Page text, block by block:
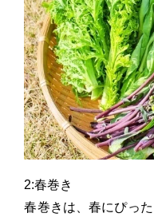
2:春巻き
春巻きは、春にぴっ